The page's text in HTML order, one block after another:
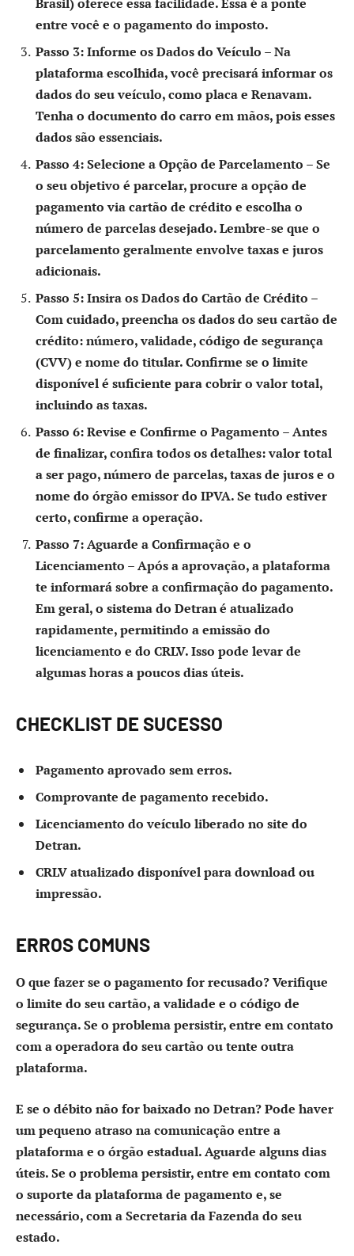
entre você e o pagamento do imposto.
Passo 3: Informe os Dados do Veículo – Na
plataforma escolhida, você precisará informar os
dados do seu veículo, como placa e Renavam.
Tenha o documento do carro em mãos, pois esses
dados são essenciais.
Passo 4: Selecione a Opção de Parcelamento – Se
o seu objetivo é parcelar, procure a opção de
pagamento via cartão de crédito e escolha o
número de parcelas desejado. Lembre-se que o
parcelamento geralmente envolve taxas e juros
adicionais.
Passo 5: Insira os Dados do Cartão de Crédito –
Com cuidado, preencha os dados do seu cartão de
crédito: número, validade, código de segurança
(CVV) e nome do titular. Confirme se o limite
disponível é suficiente para cobrir o valor total,
incluindo as taxas.
Passo 6: Revise e Confirme o Pagamento – Antes
de finalizar, confira todos os detalhes: valor total
a ser pago, número de parcelas, taxas de juros e o
nome do órgão emissor do IPVA. Se tudo estiver
certo, confirme a operação.
Passo 7: Aguarde a Confirmação e o
Licenciamento – Após a aprovação, a plataforma
te informará sobre a confirmação do pagamento.
Em geral, o sistema do Detran é atualizado
rapidamente, permitindo a emissão do
licenciamento e do CRLV. Isso pode levar de
algumas horas a poucos dias úteis.
CHECKLIST DE SUCESSO
Pagamento aprovado sem erros.
Comprovante de pagamento recebido.
Licenciamento do veículo liberado no site do
Detran.
CRLV atualizado disponível para download ou
impressão.
ERROS COMUNS
O que fazer se o pagamento for recusado?Verifique
o limite do seu cartão, a validade e o código de
segurança. Se o problema persistir, entre em contato
com a operadora do seu cartão ou tente outra
plataforma.
E se o débito não for baixado no Detran?Pode haver
um pequeno atraso na comunicação entre a
plataforma e o órgão estadual. Aguarde alguns dias
úteis. Se o problema persistir, entre em contato com
o suporte da plataforma de pagamento e, se
necessário, com a Secretaria da Fazenda do seu
estado.